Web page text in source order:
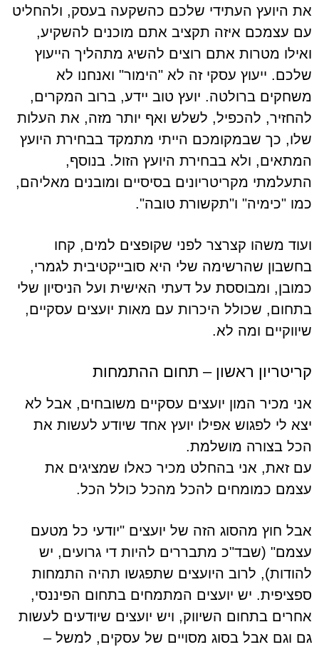
את היועץ העתידי שלכם כהשקעה בעסק, ולהחליט
עם עצמכם איזה תקציב אתם מוכנים להשקיע,
ואילו מטרות אתם רוצים להשיג מתהליך הייעוץ
שלכם. ייעוץ עסקי זה לא "הימור" ואנחנו לא
משחקים ברולטה. יועץ טוב יידע, ברוב המקרים,
להחזיר, להכפיל, לשלש ואף יותר מזה, את העלות
שלו, כך שבמקומכם הייתי מתמקד בבחירת היועץ
המתאים, ולא בבחירת היועץ הזול. בנוסף,
התעלמתי מקריטריונים בסיסיים ומובנים מאליהם,
כמו "כימיה" ו"תקשורת טובה".
ועוד משהו קצרצר לפני שקופצים למים, קחו
בחשבון שהרשימה שלי היא סובייקטיבית לגמרי,
כמובן, ומבוססת על דעתי האישית ועל הניסיון שלי
בתחום, שכולל היכרות עם מאות יועצים עסקיים,
שיווקיים ומה לא.
קריטריון ראשון – תחום ההתמחות
אני מכיר המון יועצים עסקיים משובחים, אבל לא
יצא לי לפגוש אפילו יועץ אחד שיודע לעשות את
הכל בצורה מושלמת.
עם זאת, אני בהחלט מכיר כאלו שמציגים את
עצמם כמומחים להכל מהכל כולל הכל.
אבל חוץ מהסוג הזה של יועצים "יודעי כל מטעם
עצמם" (שבד"כ מתבררים להיות די גרועים, יש
להודות), לרוב היועצים שתפגשו תהיה התמחות
ספציפית. יש יועצים המתמחים בתחום הפיננסי,
אחרים בתחום השיווק, ויש יועצים שיודעים לעשות
גם וגם אבל בסוג מסויים של עסקים, למשל –